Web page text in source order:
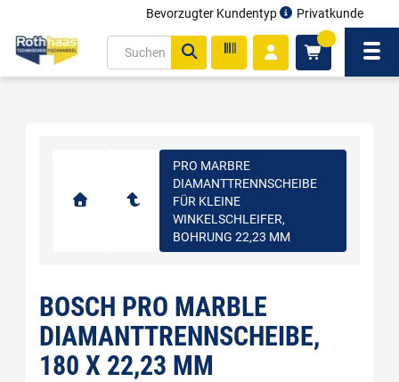
Bevorzugter Kundentyp Privatkunde
PRO MARBRE
DIAMANTTRENNSCHEIBE
FÜR KLEINE
WINKELSCHLEIFER,
BOHRUNG 22,23 MM
BOSCH PRO MARBLE
DIAMANTTRENNSCHEIBE,
180 X 22,23 MM